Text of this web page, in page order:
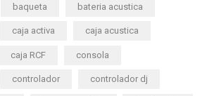
baqueta bateria acustica
caja activa caja acustica
caja RCF consola
controlador controlador dj